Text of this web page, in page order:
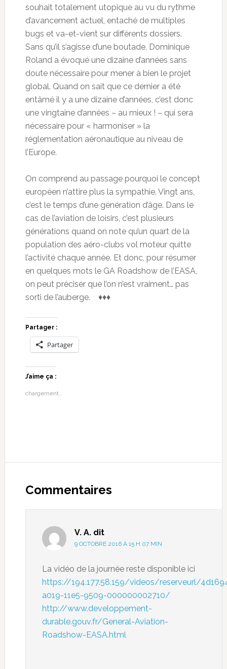
souhait totalement utopique au vu du rythme
d’avancement actuel, entaché de multiples
bugs et va-et-vient sur différents dossiers.
Sans qu’il s’agisse d’une boutade, Dominique
Roland a évoqué une dizaine d’années sans
doute nécessaire pour mener à bien le projet
global. Quand on sait que ce dernier a été
entâmé il y a une dizaine d’années, c’est donc
une vingtaine d’années – au mieux ! – qui sera
nécessaire pour « harmoniser » la
réglementation aéronautique au niveau de
l’Europe.
On comprend au passage pourquoi le concept
européen n’attire plus la sympathie. Vingt ans,
c’est le temps d’une génération d’âge. Dans le
cas de l’aviation de loisirs, c’est plusieurs
générations quand on note qu’un quart de la
population des aéro-clubs vol moteur quitte
l’activité chaque année. Et donc, pour résumer
en quelques mots le GA Roadshow de l’EASA,
on peut préciser que l’on n’est vraiment… pas
sorti de l’auberge. ♦♦♦
Partager :
Partager
J’aime ça :
chargement…
Commentaires
V. A. dit
9 OCTOBRE 2016 À 15 H 07 MIN
La vidéo de la journée reste disponible ici
https://194.177.58.159/videos/reserveurl/
a019-11e5-9509-000000002710/
http://www.developpement-
durable.gouv.fr/General-Aviation-
Roadshow-EASA.html